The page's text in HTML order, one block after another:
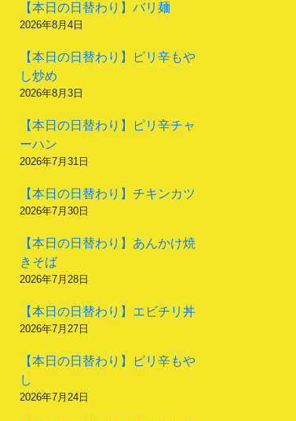
【本日の日替わり】バリ麺
2026年8月4日
【本日の日替わり】ピリ辛もや
し炒め
2026年8月3日
【本日の日替わり】ピリ辛チャ
ーハン
2026年7月31日
【本日の日替わり】チキンカツ
2026年7月30日
【本日の日替わり】あんかけ焼
きそば
2026年7月28日
【本日の日替わり】エビチリ丼
2026年7月27日
【本日の日替わり】ピリ辛もや
し
2026年7月24日